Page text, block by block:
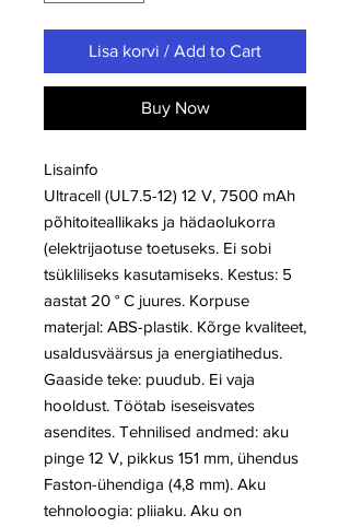
Lisa korvi / Add to Cart
Buy Now
Lisainfo
Ultracell (UL7.5-12) 12 V, 7500 mAh
põhitoiteallikaks ja hädaolukorra
(elektrijaotuse toetuseks. Ei sobi
tsükliliseks kasutamiseks. Kestus: 5
aastat 20 ° C juures. Korpuse
materjal: ABS-plastik. Kõrge kvaliteet,
usaldusväärsus ja energiatihedus.
Gaaside teke: puudub. Ei vaja
hooldust. Töötab iseseisvates
asendites. Tehnilised andmed: aku
pinge 12 V, pikkus 151 mm, ühendus
Faston-ühendiga (4,8 mm). Aku
tehnoloogia: pliiaku. Aku on